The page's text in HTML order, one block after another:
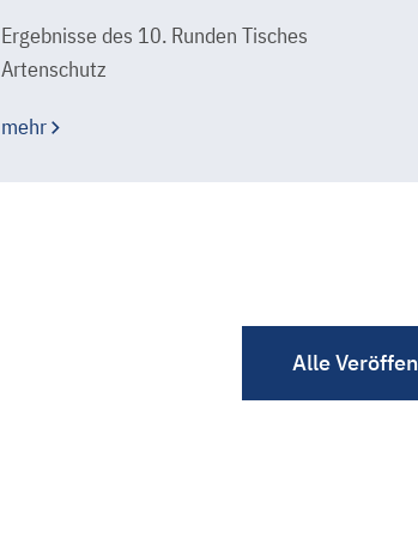
Ergebnisse des 10. Runden Tisches
Artenschutz
mehr
Alle